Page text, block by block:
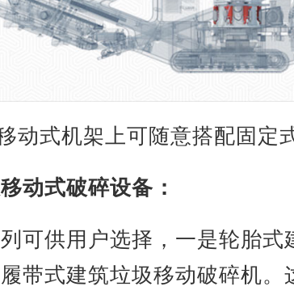
动式机架上可随意搭配固定
动式破碎设备：
可供用户选择，一是轮胎式
带式建筑垃圾移动破碎机。